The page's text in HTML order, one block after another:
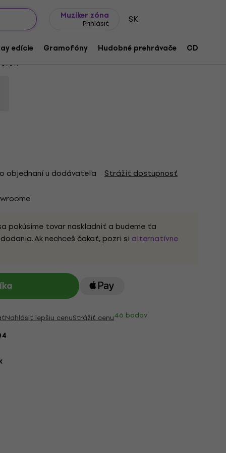
Muziker zóna
Prihlásiť SK
edície Gramofóny Hudobné prehrávače CD
objednaní u dodávateľa
Strážiť dostupnosť
pokúsime tovar naskladniť a budeme ťa
Ak nechceš čakať, pozri si alternatívne
Nahlásiť lepšiu cenuStrážiť cenu46 bodov